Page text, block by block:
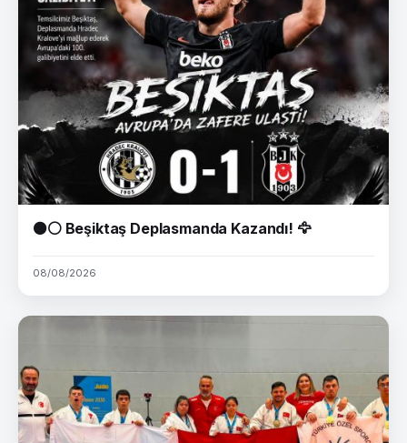
⚫⚪ Beşiktaş Deplasmanda Kazandı! 🦅
08/08/2026